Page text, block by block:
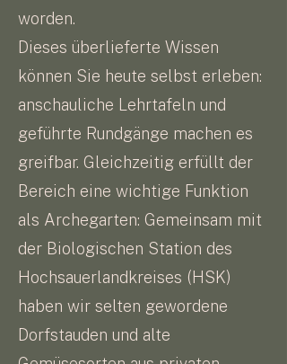
worden.
Dieses überlieferte Wissen
können Sie heute selbst erleben:
anschauliche Lehrtafeln und
geführte Rundgänge machen es
greifbar. Gleichzeitig erfüllt der
Bereich eine wichtige Funktion
als Archegarten: Gemeinsam mit
der Biologischen Station des
Hochsauerlandkreises (HSK)
haben wir selten gewordene
Dorfstauden und alte